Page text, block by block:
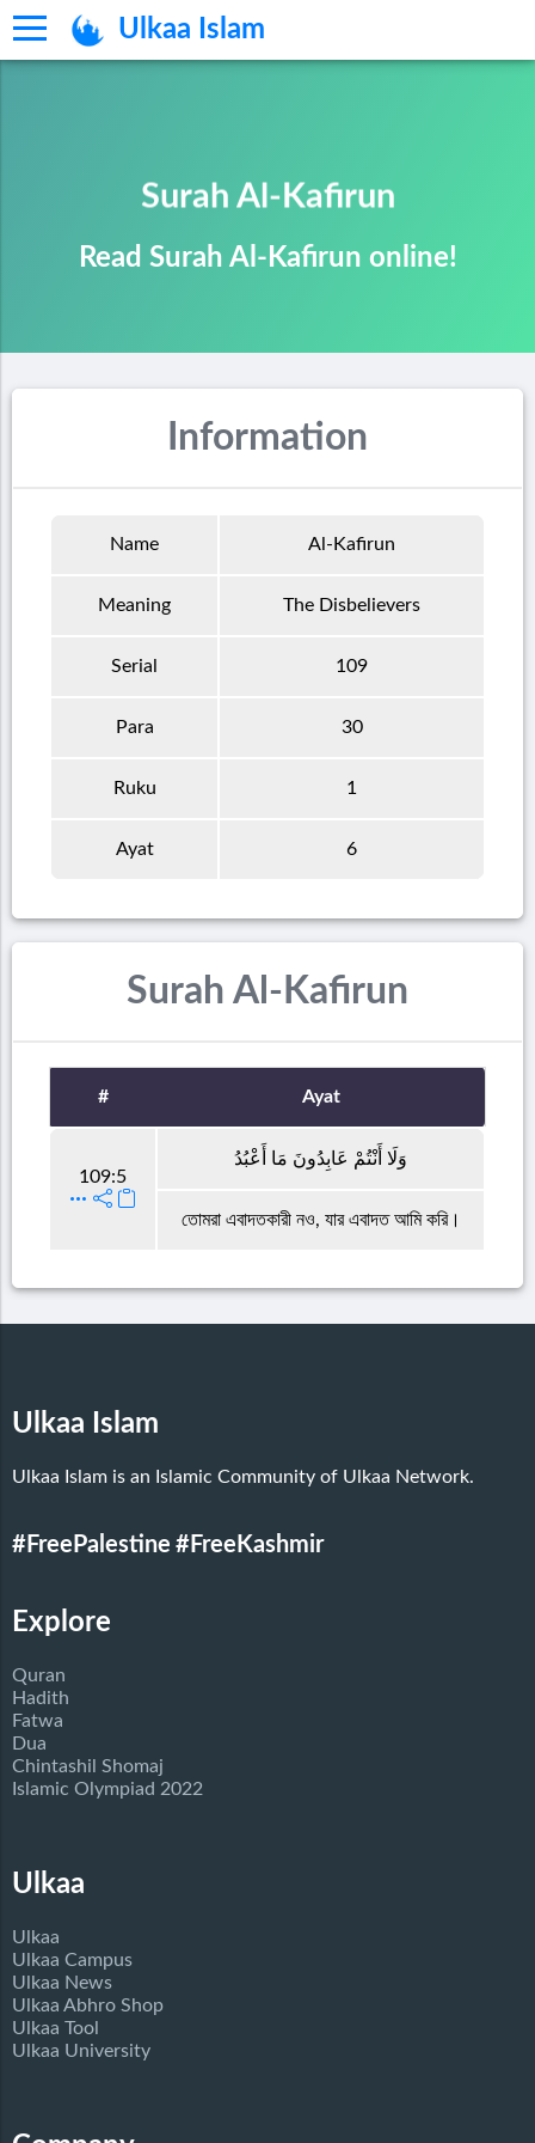
Ulkaa Islam
Surah Al-Kafirun
Read Surah Al-Kafirun online!
Information
Name Al-Kafirun
Meaning The Disbelievers
Serial 109
Para 30
Ruku 1
Ayat 6
Surah Al-Kafirun
# Ayat
109:5
وَلَا أَنْتُمْ عَابِدُونَ مَا أَعْبُدُ
তোমরা এবাদতকারী নও, যার এবাদত আমি করি।
Ulkaa Islam
Ulkaa Islam is an Islamic Community of Ulkaa Network.
#FreePalestine #FreeKashmir
Explore
Quran
Hadith
Fatwa
Dua
Chintashil Shomaj
Islamic Olympiad 2022
Ulkaa
Ulkaa
Ulkaa Campus
Ulkaa News
Ulkaa Abhro Shop
Ulkaa Tool
Ulkaa University